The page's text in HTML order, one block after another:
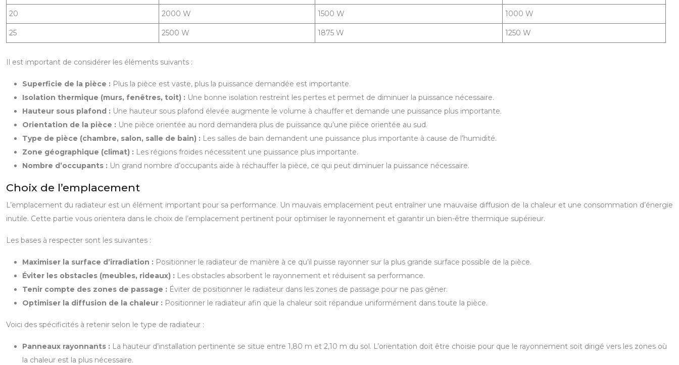
20 2000 W 1500 W 1000 W
25 2500 W 1875 W 1250 W
Il est important de considérer les éléments suivants :
Superficie de la pièce : Plus la pièce est vaste, plus la puissance demandée est importante.
Isolation thermique (murs, fenêtres, toit) : Une bonne isolation restreint les pertes et permet de diminuer la puissance nécessaire.
Hauteur sous plafond : Une hauteur sous plafond élevée augmente le volume à chauffer et demande une puissance plus importante.
Orientation de la pièce : Une pièce orientée au nord demandera plus de puissance qu’une pièce orientée au sud.
Type de pièce (chambre, salon, salle de bain) : Les salles de bain demandent une puissance plus importante à cause de l’humidité.
Zone géographique (climat) : Les régions froides nécessitent une puissance plus importante.
Nombre d’occupants : Un grand nombre d’occupants aide à réchauffer la pièce, ce qui peut diminuer la puissance nécessaire.
Choix de l’emplacement
L’emplacement du radiateur est un élément important pour sa performance. Un mauvais emplacement peut entraîner une mauvaise diffusion de la chaleur et une consommation d’énergie
inutile. Cette partie vous orientera dans le choix de l’emplacement pertinent pour optimiser le rayonnement et garantir un bien-être thermique supérieur.
Les bases à respecter sont les suivantes :
Maximiser la surface d’irradiation : Positionner le radiateur de manière à ce qu’il puisse rayonner sur la plus grande surface possible de la pièce.
Éviter les obstacles (meubles, rideaux) : Les obstacles absorbent le rayonnement et réduisent sa performance.
Tenir compte des zones de passage : Éviter de positionner le radiateur dans les zones de passage pour ne pas gêner.
Optimiser la diffusion de la chaleur : Positionner le radiateur afin que la chaleur soit répandue uniformément dans toute la pièce.
Voici des spécificités à retenir selon le type de radiateur :
Panneaux rayonnants : La hauteur d’installation pertinente se situe entre 1,80 m et 2,10 m du sol. L’orientation doit être choisie pour que le rayonnement soit dirigé vers les zones où
la chaleur est la plus nécessaire.